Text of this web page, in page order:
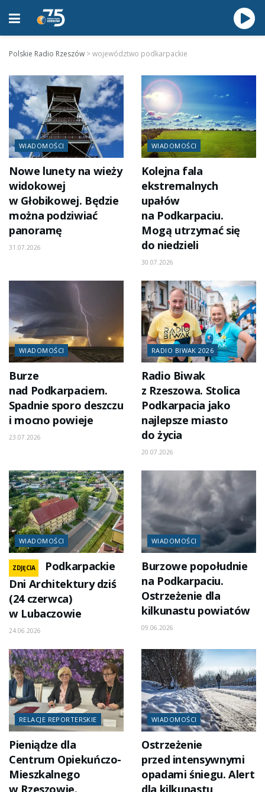
Polskie Radio Rzeszów >województwo podkarpackie
WIADOMOŚCI
Nowe lunety na wieży
widokowej
w Głobikowej. Będzie
można podziwiać
panoramę
31.07.2026
WIADOMOŚCI
Kolejna fala
ekstremalnych
upałów
na Podkarpaciu.
Mogą utrzymać się
do niedzieli
30.07.2026
WIADOMOŚCI
Burze
nad Podkarpaciem.
Spadnie sporo deszczu
i mocno powieje
23.07.2026
RADIO BIWAK 2026
Radio Biwak
z Rzeszowa. Stolica
Podkarpacia jako
najlepsze miasto
do życia
20.07.2026
WIADOMOŚCI
ZDJĘCIA
Podkarpackie
Dni Architektury dziś
(24 czerwca)
w Lubaczowie
24.06.2026
WIADOMOŚCI
Burzowe popołudnie
na Podkarpaciu.
Ostrzeżenie dla
kilkunastu powiatów
09.06.2026
RELACJE REPORTERSKIE
Pieniądze dla
Centrum Opiekuńczo-
Mieszkalnego
w Rzeszowie.
WIADOMOŚCI
Ostrzeżenie
przed intensywnymi
opadami śniegu. Alert
dla kilkunastu